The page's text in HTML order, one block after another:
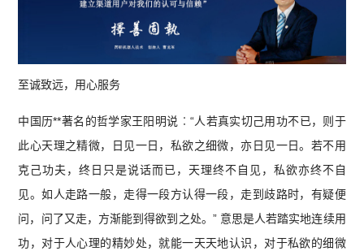
至诚致远，用心服务
中国历**著名的哲学家王阳明说︰“人若真实切己用功不已，则于
此心天理之精微，日见一日，私欲之细微，亦日见一日。若不用
克己功夫，终日只是说话而已，天理终不自见，私欲亦终不自
见。如人走路一般，走得一段方认得一段，走到歧路时，有疑便
问，问了又走，方渐能到得欲到之处。” 意思是人若踏实地连续用
功，对于人心理的精妙处，就能一天天地认识，对于私欲的细微